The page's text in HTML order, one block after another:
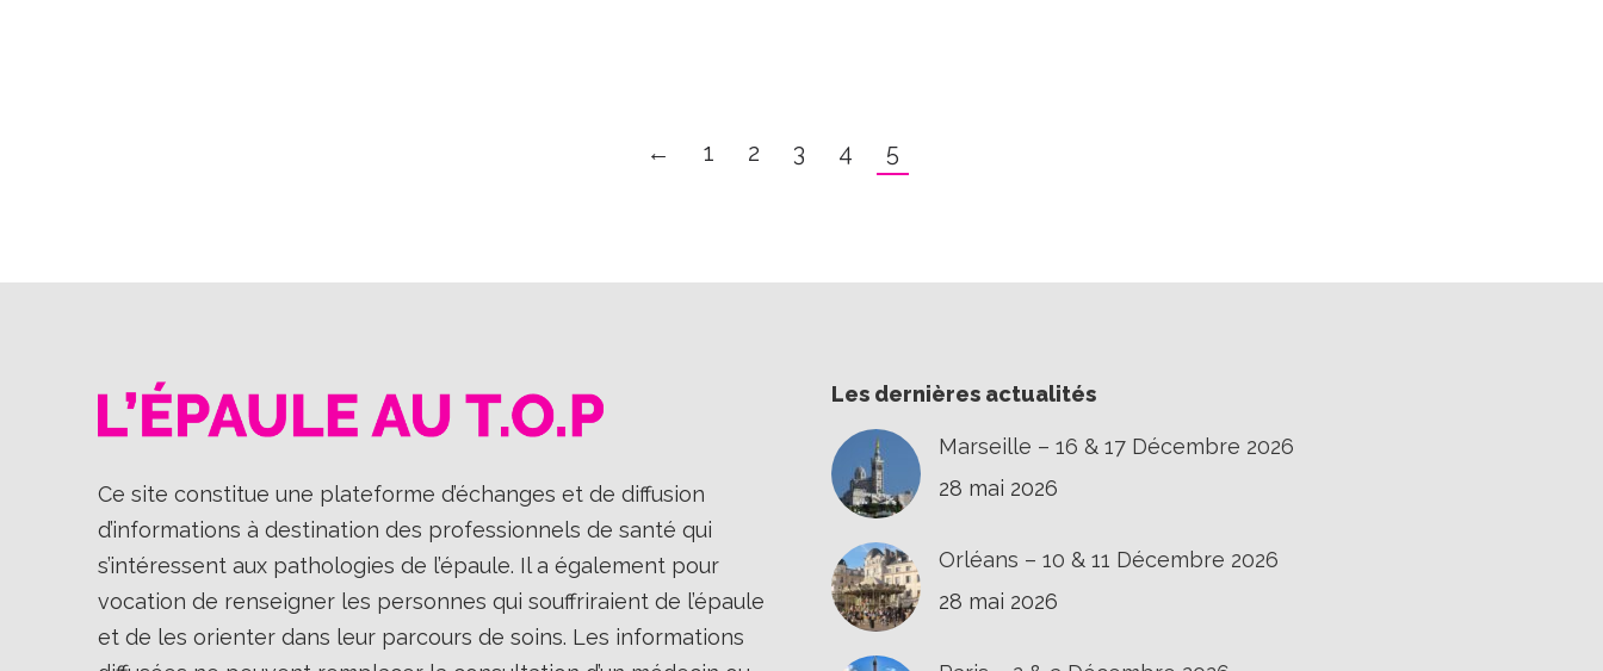
← 1 2 3 4 5
Ce site constitue une plateforme d’échanges et de diffusion
d’informations à destination des professionnels de santé qui
s’intéressent aux pathologies de l’épaule. Il a également pour
vocation de renseigner les personnes qui souffriraient de l’épaule
et de les orienter dans leur parcours de soins. Les informations
Les dernières actualités
Marseille – 16 & 17 Décembre 2026
28 mai 2026
Orléans – 10 & 11 Décembre 2026
28 mai 2026